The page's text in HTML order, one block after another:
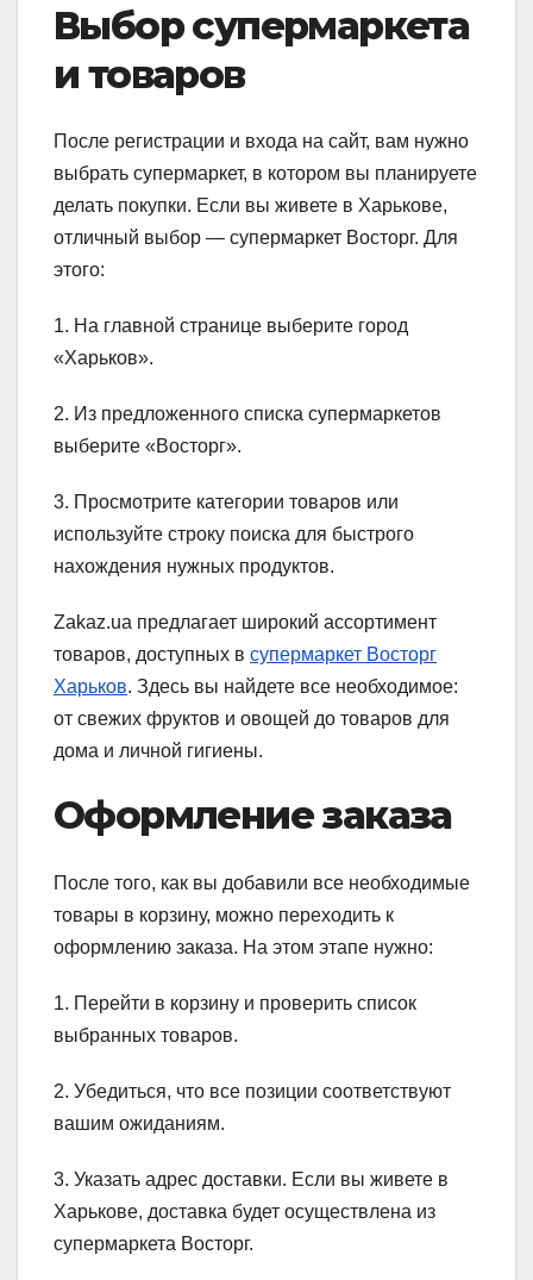
Выбор супермаркета
и товаров
После регистрации и входа на сайт, вам нужно
выбрать супермаркет, в котором вы планируете
делать покупки. Если вы живете в Харькове,
отличный выбор — супермаркет Восторг. Для
этого:
1. На главной странице выберите город
«Харьков».
2. Из предложенного списка супермаркетов
выберите «Восторг».
3. Просмотрите категории товаров или
используйте строку поиска для быстрого
нахождения нужных продуктов.
Zakaz.ua предлагает широкий ассортимент
товаров, доступных в супермаркет Восторг
Харьков. Здесь вы найдете все необходимое:
от свежих фруктов и овощей до товаров для
дома и личной гигиены.
Оформление заказа
После того, как вы добавили все необходимые
товары в корзину, можно переходить к
оформлению заказа. На этом этапе нужно:
1. Перейти в корзину и проверить список
выбранных товаров.
2. Убедиться, что все позиции соответствуют
вашим ожиданиям.
3. Указать адрес доставки. Если вы живете в
Харькове, доставка будет осуществлена из
супермаркета Восторг.